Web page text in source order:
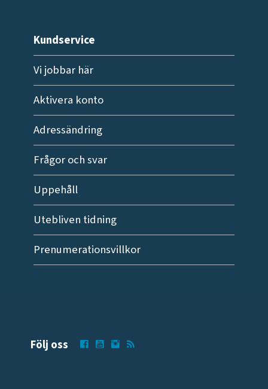
Kundservice
Vi jobbar här
Aktivera konto
Adressändring
Frågor och svar
Uppehåll
Utebliven tidning
Prenumerationsvillkor
Följ oss